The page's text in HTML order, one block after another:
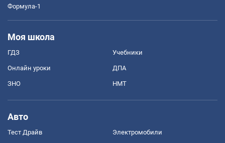
Формула-1
Моя школа
ГДЗ Учебники
Онлайн уроки ДПА
ЗНО НМТ
Авто
Тест Драйв Электромобили